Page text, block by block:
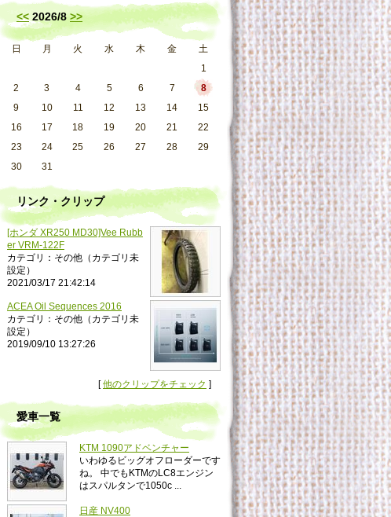
<< 2026/8>>
日 月 火 水 木 金
土
1
2
3 4 5 6 7
8
9
10 11 12 13 14
15
16
17 18 19 20 21
22
23
24 25 26 27 28
29
30
31
リンク・クリップ
[ホンダ XR250 MD30]Vee Rubb
er VRM-122F
カテゴリ：その他（カテゴリ未
設定）
2021/03/17 21:42:14
ACEA Oil Sequences 2016
カテゴリ：その他（カテゴリ未
設定）
2019/09/10 13:27:26
[他のクリップをチェック ]
愛車一覧
KTM 1090アドベンチャー
いわゆるビッグオフローダーです
ね。 中でもKTMのLC8エンジン
はスパルタンで1050c ...
日産 NV400